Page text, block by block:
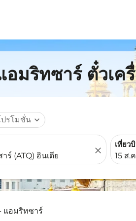
อมริทซาร์ ตั๋วเ
รโมชั่น expand_more
close
เที่ยว
fc-
15 ส.
แอมริทซาร์